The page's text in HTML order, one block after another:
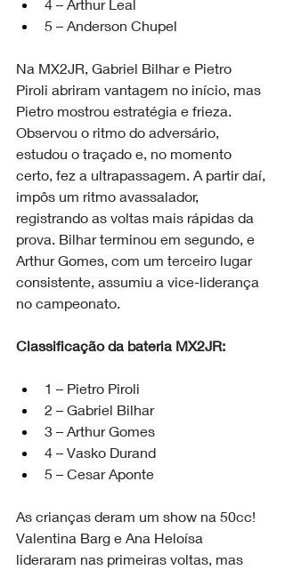
4 – Arthur Leal
5 – Anderson Chupel
Na MX2JR, Gabriel Bilhar e Pietro
Piroli abriram vantagem no início, mas
Pietro mostrou estratégia e frieza.
Observou o ritmo do adversário,
estudou o traçado e, no momento
certo, fez a ultrapassagem. A partir daí,
impôs um ritmo avassalador,
registrando as voltas mais rápidas da
prova. Bilhar terminou em segundo, e
Arthur Gomes, com um terceiro lugar
consistente, assumiu a vice-liderança
no campeonato.
Classificação da bateria MX2JR:
1 – Pietro Piroli
2 – Gabriel Bilhar
3 – Arthur Gomes
4 – Vasko Durand
5 – Cesar Aponte
As crianças deram um show na 50cc!
Valentina Barg e Ana Heloísa
lideraram nas primeiras voltas, mas